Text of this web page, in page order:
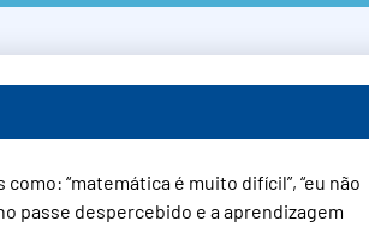
“matemática é muito difícil”, “eu não
passe despercebido e a aprendizagem